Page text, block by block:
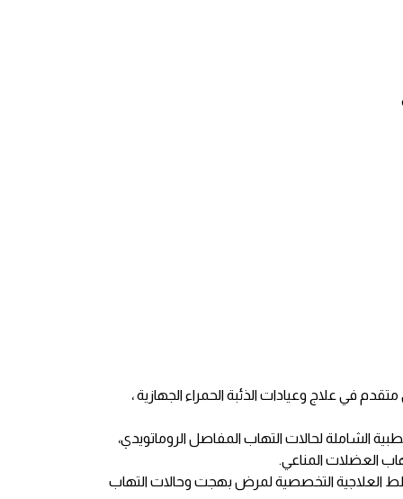
في علاج وعيادات الذئبة الحمراء الجهازية ،
الشاملة لحالات التهاب المفاصل الروماتويدي،
العضلات المناعي.
العلاجية التخصصية لمرض بهجت وحالات التهاب